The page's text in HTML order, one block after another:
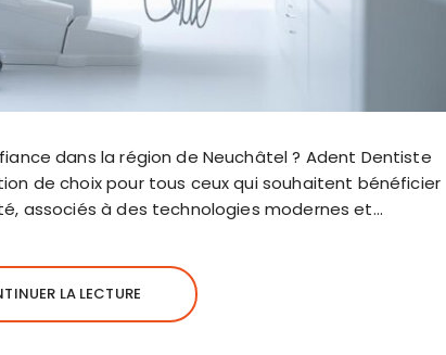
dans la région de Neuchâtel ? Adent Dentiste
de choix pour tous ceux qui souhaitent bénéficier
associés à des technologies modernes et…
LA LECTURE